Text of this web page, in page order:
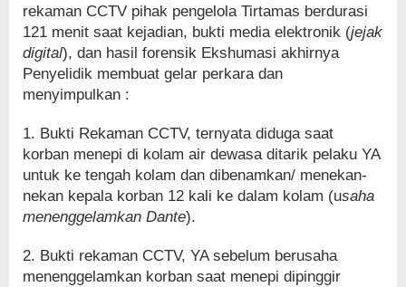
rekaman CCTV pihak pengelola Tirtamas berdurasi
121 menit saat kejadian, bukti media elektronik (jejak
digital), dan hasil forensik Ekshumasi akhirnya
Penyelidik membuat gelar perkara dan
menyimpulkan :
1. Bukti Rekaman CCTV, ternyata diduga saat
korban menepi di kolam air dewasa ditarik pelaku YA
untuk ke tengah kolam dan dibenamkan/ menekan-
nekan kepala korban 12 kali ke dalam kolam (usaha
menenggelamkan Dante).
2. Bukti rekaman CCTV, YA sebelum berusaha
menenggelamkan korban saat menepi dipinggir